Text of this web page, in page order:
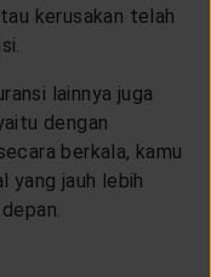
kerusakan telah
lainnya juga
dengan
berkala, kamu
yang jauh lebih